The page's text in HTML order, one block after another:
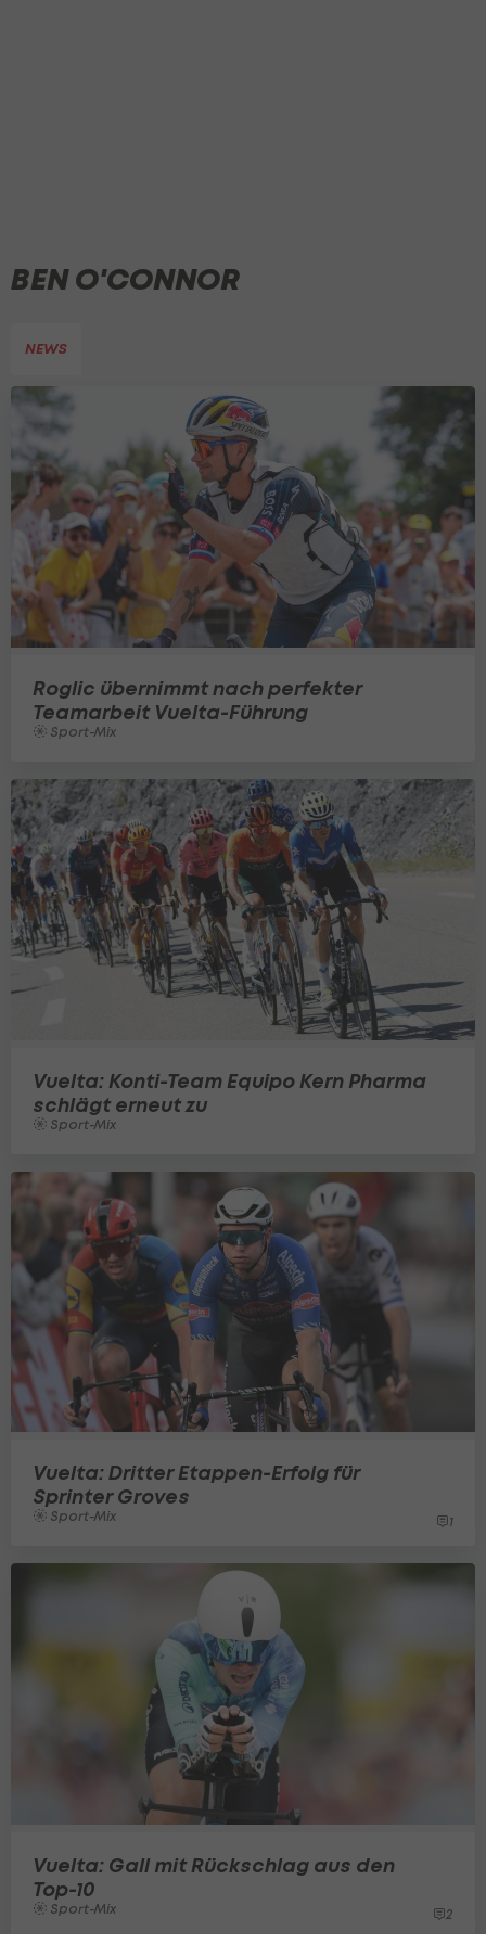
BEN O'CONNOR
NEWS
Roglic übernimmt nach perfekter
Teamarbeit Vuelta-Führung
Sport-Mix
Vuelta: Konti-Team Equipo Kern Pharma
schlägt erneut zu
Sport-Mix
Vuelta: Dritter Etappen-Erfolg für
Sprinter Groves
Sport-Mix 1
Vuelta: Gall mit Rückschlag aus den
Top-10
Sport-Mix 2